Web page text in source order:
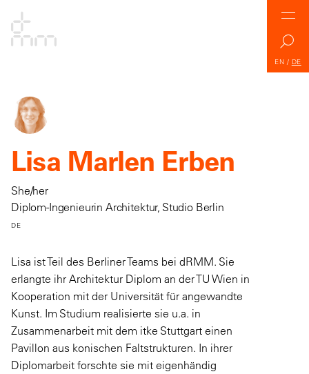
EN / DE
Lisa Marlen Erben
She/her
Diplom-Ingenieurin Architektur, Studio Berlin
DE
Lisa ist Teil des Berliner Teams bei dRMM. Sie
erlangte ihr Architektur Diplom an der TU Wien in
Kooperation mit der Universität für angewandte
Kunst. Im Studium realisierte sie u.a. in
Zusammenarbeit mit dem itke Stuttgart einen
Pavillon aus konischen Faltstrukturen. In ihrer
Diplomarbeit forschte sie mit eigenhändig